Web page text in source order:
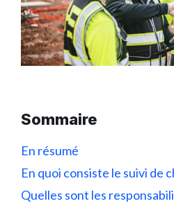
Sommaire
En résumé
En quoi consiste le suivi de
Quelles sont les